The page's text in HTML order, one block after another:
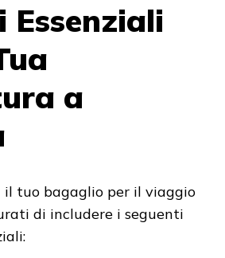
a
il tuo bagaglio per il viaggio
di includere i seguenti